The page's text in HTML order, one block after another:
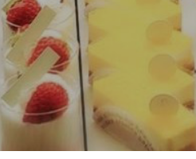
索:
HOME
メニュー
プチガトー
焼き菓子
店舗のご案内
アクセスマップ